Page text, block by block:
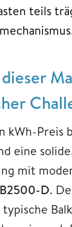
teils
kWh-Preis
eine
mit
D.